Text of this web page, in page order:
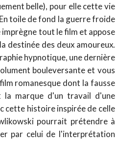
belle), pour elle cette vie
toile de fond la guerre froide
tout le film et appose
destinée des deux amoureux.
hypnotique, une dernière
bouleversante et vous
romanesque dont la fausse
marque d'un travail d'une
cette histoire inspirée de celle
pourrait prétendre à
par celui de l'interprétation